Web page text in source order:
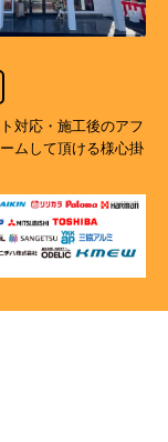
対応・施工後のアフ
ムして頂ける様心掛